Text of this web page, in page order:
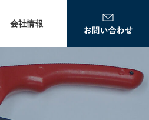
会社情報